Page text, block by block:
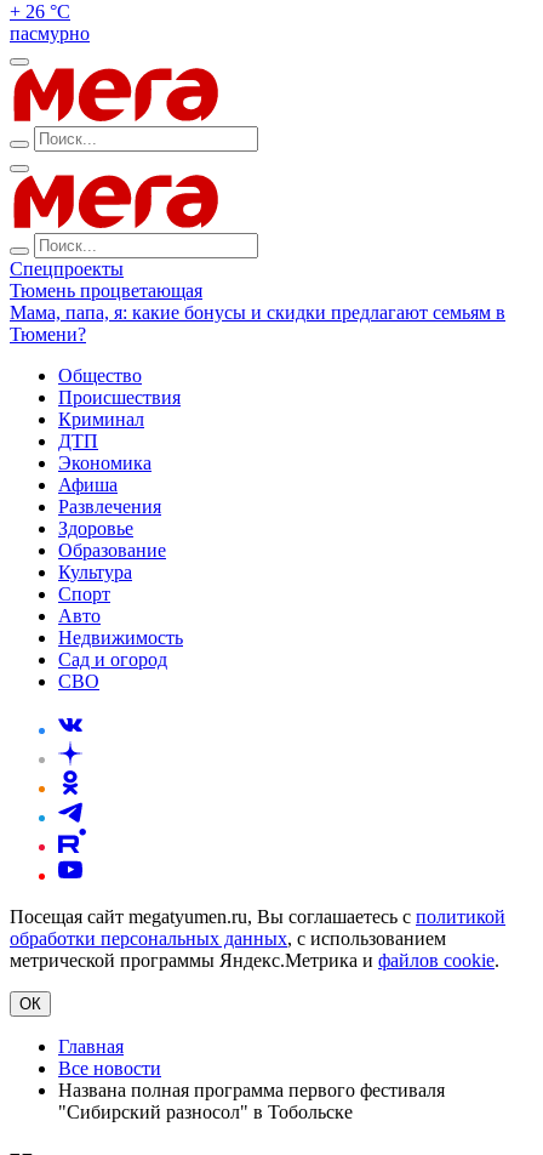
+ 26 °С
пасмурно
Спецпроекты
Тюмень процветающая
Мама, папа, я: какие бонусы и скидки предлагают семьям в
Тюмени?
Общество
Происшествия
Криминал
ДТП
Экономика
Афиша
Развлечения
Здоровье
Образование
Культура
Спорт
Авто
Недвижимость
Сад и огород
СВО
Посещая сайт megatyumen.ru, Вы соглашаетесь с политикой
обработки персональных данных, с использованием
метрической программы Яндекс.Метрика и файлов cookie.
ОК
Главная
Все новости
Названа полная программа первого фестиваля
"Сибирский разносол" в Тобольске